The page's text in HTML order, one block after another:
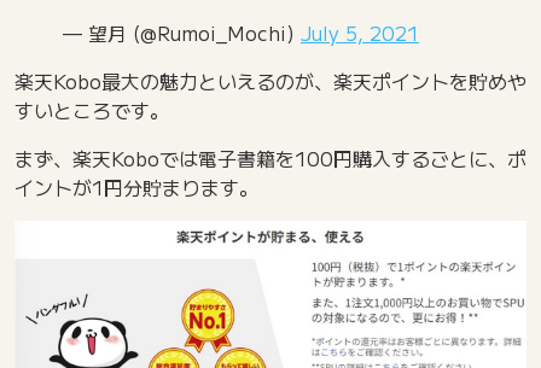
— 望月 (@Rumoi_Mochi) July 5, 2021
楽天Kobo最大の魅力といえるのが、楽天ポイントを貯めや
すいところです。
まず、楽天Koboでは電子書籍を100円購入するごとに、ポ
イントが1円分貯まります。